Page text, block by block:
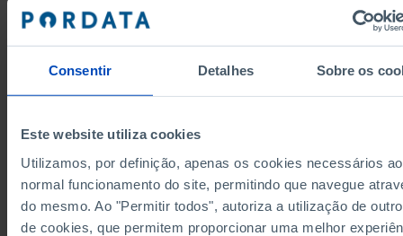
Consentir Detalhes Sobre os
Este website utiliza cookies
Utilizamos, por definição, apenas os cookies necessários ao
normal funcionamento do site, permitindo que navegue
do mesmo. Ao "Permitir todos", autoriza a utilização de
de cookies, que permitem proporcionar uma melhor
1997
232,226
2002
216,642
211,147
2004
204,554
2005
204,494
200,505
2006
199,313
195,733
Last updated: 2026-07-08